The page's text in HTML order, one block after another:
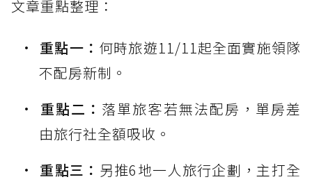
文章重點整理：
重點一： 何時旅遊11/11起全面實施領隊
不配房新制。
重點二： 落單旅客若無法配房，單房差
由旅行社全額吸收。
重點三： 另推6地一人旅行企劃，主打全